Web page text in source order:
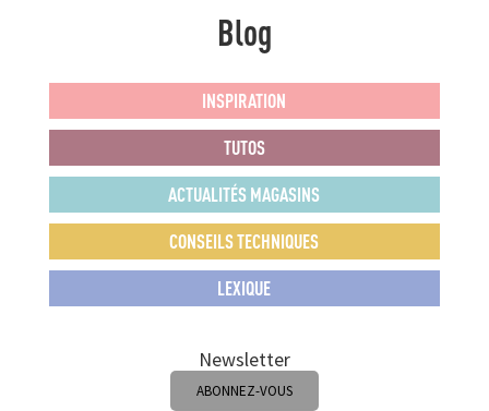
Blog
INSPIRATION
TUTOS
ACTUALITÉS MAGASINS
CONSEILS TECHNIQUES
LEXIQUE
Newsletter
ABONNEZ-VOUS